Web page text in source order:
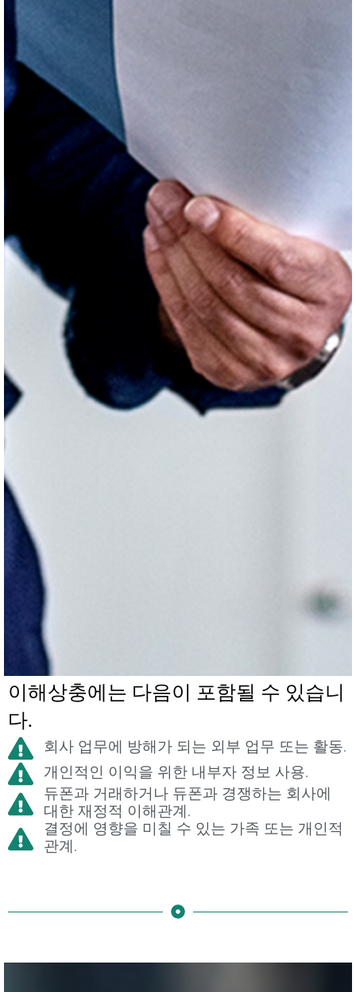
이해상충에는 다음이 포함될 수 있습니
다.
회사 업무에 방해가 되는 외부 업무 또는 활동.
개인적인 이익을 위한 내부자 정보 사용.
듀폰과 거래하거나 듀폰과 경쟁하는 회사에
대한 재정적 이해관계.
결정에 영향을 미칠 수 있는 가족 또는 개인적
관계.